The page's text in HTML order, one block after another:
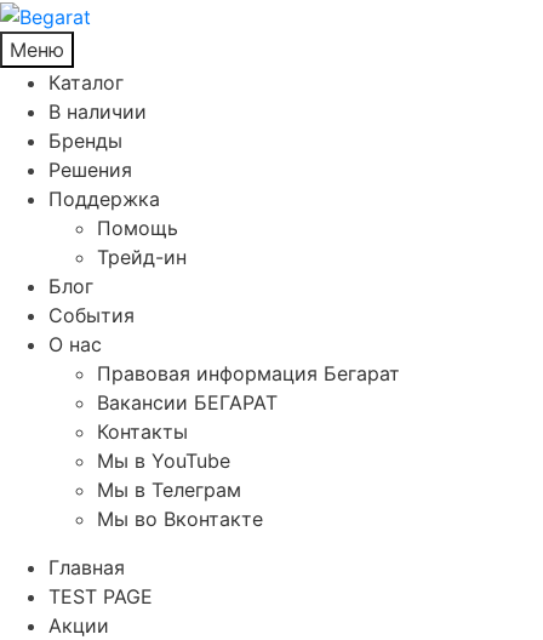
Меню
Каталог
В наличии
Бренды
Решения
Поддержка
Помощь
Трейд-ин
Блог
События
О нас
Правовая информация Бегарат
Вакансии БЕГАРАТ
Контакты
Мы в YouTube
Мы в Телеграм
Мы во Вконтакте
Главная
TEST PAGE
Акции